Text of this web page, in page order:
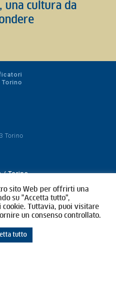
una cultura da
Torino
/ Torino
sito Web per offrirti una
su "Accetta tutto",
cookie. Tuttavia, puoi visitare
un consenso controllato.
tutto